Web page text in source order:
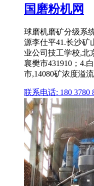
国磨粉机网
球磨机磨矿分级系
源李仕平41.长沙矿
业公司技工学校,北
襄樊市431910；4.
市,14080矿浓度溢
联系电话: 180 3780